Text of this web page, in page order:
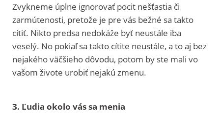
Zvykneme úplne ignorovať pocit nešťastia či
zarmútenosti, pretože je pre vás bežné sa takto
cítiť. Nikto predsa nedokáže byť neustále iba
veselý. No pokiaľ sa takto cítite neustále, a to aj bez
nejakého väčšieho dôvodu, potom by ste mali vo
vašom živote urobiť nejakú zmenu.
3. Ľudia okolo vás sa menia